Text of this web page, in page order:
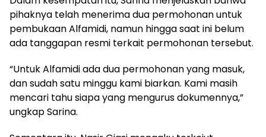
pihaknya telah menerima dua permohonan untuk
pembukaan Alfamidi, namun hingga saat ini belum
ada tanggapan resmi terkait permohonan tersebut.
“Untuk Alfamidi ada dua permohonan yang masuk,
dan sudah satu minggu kami biarkan. Kami masih
mencari tahu siapa yang mengurus dokumennya,”
ungkap Sarina.